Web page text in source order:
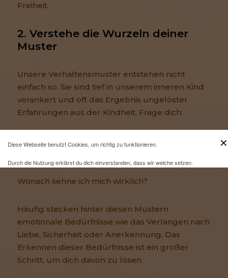
Freiheit.
2. Verstehe die Wurzeln deiner
Muster
Unsere Verhaltensmuster entstehen nicht
einfach so. Sie sind tief in unserem inneren Kind
verankert und oft das Ergebnis ungelöster
Erfahrungen aus der Kindheit. Frage dich:
Warum übernehme ich immer die
Wonach sehne ich mich wirklich?
Häufig stecken hinter diesen Mustern
emotionale Bedürfnisse wie das Verlangen nach
Liebe, Sicherheit oder Anerkennung. Das
Erkennen dieser Bedürfnisse ist ein großer
Schritt, um dich davon zu lösen.
✕
Diese Webseite benutzt Cookies, um richtig zu funktionieren.
Durch die Nutzung erklärst du dich einverstanden, dass wir welche setzen.
Mehr Infos und eine Opt-out-Möglichkeit findest duhier.